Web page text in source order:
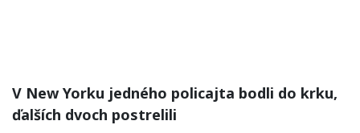
V New Yorku jedného policajta bodli do krku,
ďalších dvoch postrelili